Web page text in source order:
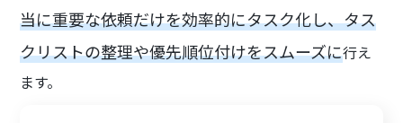
当に重要な依頼だけを効率的にタスク化し、タス
クリストの整理や優先順位付けをスムーズに行え
ます。